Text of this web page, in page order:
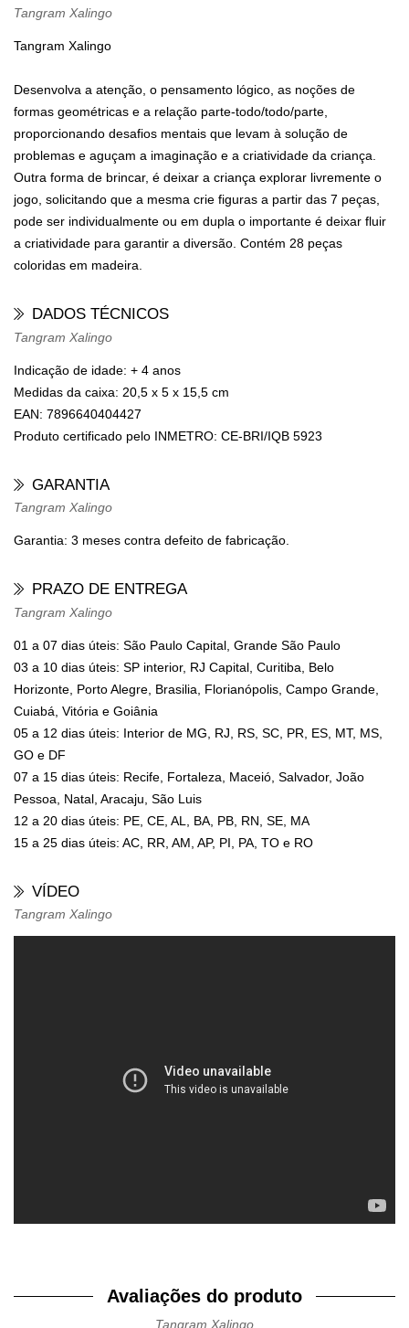
Tangram Xalingo
Tangram Xalingo
Desenvolva a atenção, o pensamento lógico, as noções de
formas geométricas e a relação parte-todo/todo/parte,
proporcionando desafios mentais que levam à solução de
problemas e aguçam a imaginação e a criatividade da criança.
Outra forma de brincar, é deixar a criança explorar livremente o
jogo, solicitando que a mesma crie figuras a partir das 7 peças,
pode ser individualmente ou em dupla o importante é deixar fluir
a criatividade para garantir a diversão. Contém 28 peças
coloridas em madeira.
DADOS TÉCNICOS
Tangram Xalingo
Indicação de idade: + 4 anos
Medidas da caixa: 20,5 x 5 x 15,5 cm
EAN: 7896640404427
Produto certificado pelo INMETRO: CE-BRI/IQB 5923
GARANTIA
Tangram Xalingo
Garantia: 3 meses contra defeito de fabricação.
PRAZO DE ENTREGA
Tangram Xalingo
01 a 07 dias úteis: São Paulo Capital, Grande São Paulo
03 a 10 dias úteis: SP interior, RJ Capital, Curitiba, Belo
Horizonte, Porto Alegre, Brasilia, Florianópolis, Campo Grande,
Cuiabá, Vitória e Goiânia
05 a 12 dias úteis: Interior de MG, RJ, RS, SC, PR, ES, MT, MS,
GO e DF
07 a 15 dias úteis: Recife, Fortaleza, Maceió, Salvador, João
Pessoa, Natal, Aracaju, São Luis
12 a 20 dias úteis: PE, CE, AL, BA, PB, RN, SE, MA
15 a 25 dias úteis: AC, RR, AM, AP, PI, PA, TO e RO
VÍDEO
Tangram Xalingo
Avaliações do produto
Tangram Xalingo